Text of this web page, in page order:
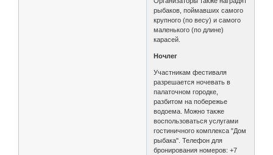
рыбаков, поймавших самого
крупного (по весу) и самого
маленького (по длине)
карасей.
Ночлег
Участникам фестиваля
разрешается ночевать в
палаточном городке,
разбитом на побережье
водоема. Можно также
воспользоваться услугами
гостиничного комплекса "Дом
рыбака". Телефон для
бронирования номеров: +7